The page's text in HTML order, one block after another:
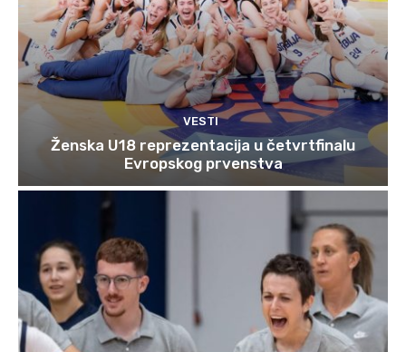
VESTI
Ženska U18 reprezentacija u četvrtfinalu
Evropskog prvenstva